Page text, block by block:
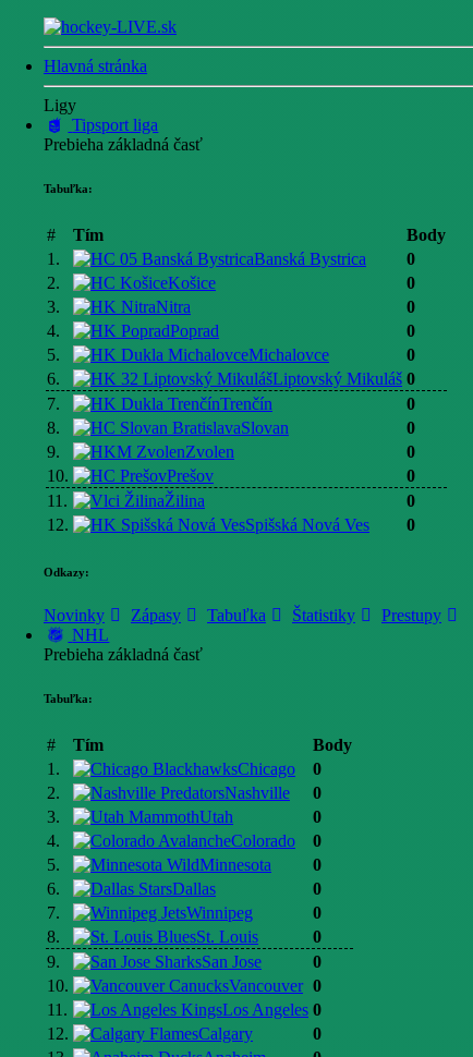
Hlavná stránka
Ligy
Tipsport liga
Prebieha základná časť
Tabuľka:
# Tím
Body
1.
Banská Bystrica
0
2.
Košice
0
3.
Nitra
0
4.
Poprad
0
5.
Michalovce
0
6.
Liptovský Mikuláš 0
7.
Trenčín
0
8.
Slovan
0
9.
Zvolen
0
10.
Prešov
0
11.
Žilina
0
12.
Spišská Nová Ves 0
Odkazy:
Novinky Zápasy Tabuľka Štatistiky
Prestupy
NHL
Prebieha základná časť
Tabuľka:
# Tím
Body
1.
Chicago
0
2.
Nashville
0
3.
Utah
0
4.
Colorado
0
5.
Minnesota
0
6.
Dallas
0
7.
Winnipeg
0
8.
St. Louis
0
9.
San Jose
0
10.
Vancouver 0
11.
Los Angeles 0
12.
Calgary
0